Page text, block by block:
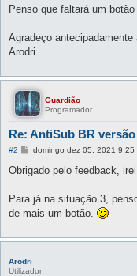
Penso que faltará um botão
Agradeço antecipadamente
Arodri
Guardião
Programador
Re: AntiSub BR versão
#2
M
n
s
g
e
m
domingo dez 05, 2021 9:25
Obrigado pelo feedback,
Para já na situação 3,
de mais um botão.
Arodri
Utilizador